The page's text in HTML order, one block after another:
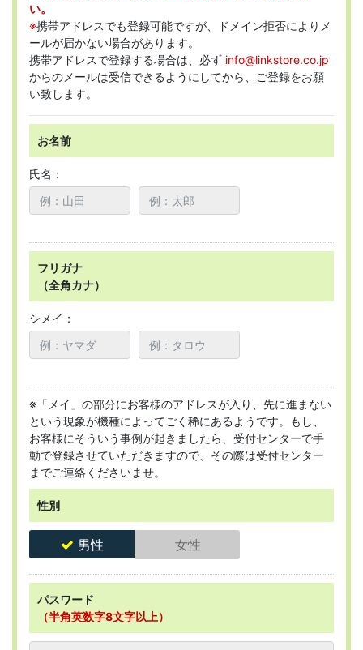
い。
※携帯アドレスでも登録可能ですが、ドメイン拒否によりメ
ールが届かない場合があります。
携帯アドレスで登録する場合は、必ず info@linkstore.co.jp
からのメールは受信できるようにしてから、ご登録をお願
い致します。
お名前
氏名：
フリガナ
（全角カナ）
シメイ：
※「メイ」の部分にお客様のアドレスが入り、先に進まない
という現象が機種によってごく稀にあるようです。もし、
お客様にそういう事例が起きましたら、受付センターで手
動で登録させていただきますので、その際は受付センター
までご連絡くださいませ。
性別
男性 女性
パスワード
（半角英数字8文字以上）